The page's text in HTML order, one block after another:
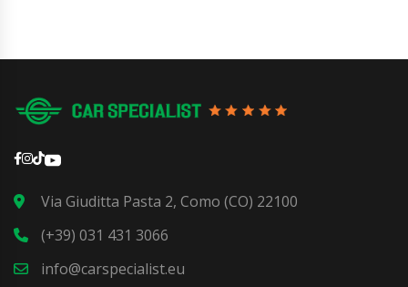
Via Giuditta Pasta 2, Como (CO) 22100
(+39) 031 431 3066
info@carspecialist.eu